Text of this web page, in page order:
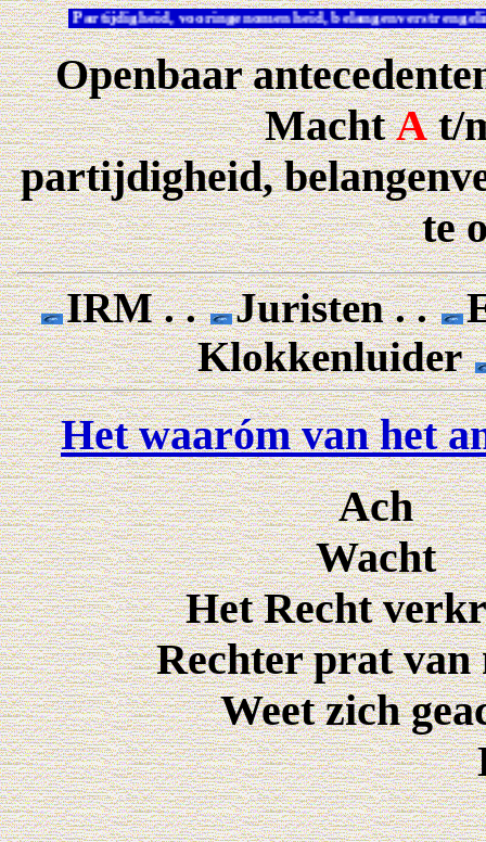
Partijdigheid, vooringenomenheid,
Openbaar
MachtAt/
partijdigheid,
te
IRM . . Juristen . .
Klokkenluider
Het waaróm van het
Ach
Wacht
Het Recht
Rechter prat van
Weet zich